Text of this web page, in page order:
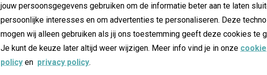
jouw persoonsgegevens gebruiken om de informatie beter aan te laten
persoonlijke interesses en om advertenties te personaliseren. Deze
mogen wij alleen gebruiken als jij ons toestemming geeft deze cookies te
Je kunt de keuze later altijd weer wijzigen. Meer info vind je in onze cookie
policy en privacy policy.